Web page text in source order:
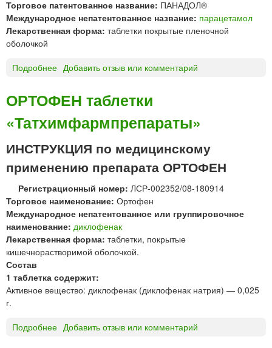
и
я
"
с
т
а
д
р
т
"
б
л
е
а
т
о
р
м
ы
е
Торговое патентованное название: ПАНАДОЛ®
Международное непатентованное название: парацетамол
Лекарственная форма: таблетки покрытые пленочной
оболочкой
Подробнее
Н
А
Д
О
Л
®
а
б
л
е
т
к
п
о
Добавить отзыв или комментарий
ОРТОФЕН таблетки
«Татхимфармпрепараты»
ИНСТРУКЦИЯ по медицинскому
применению препарата ОРТОФЕН
Регистрационный номер: ЛСР-002352/08-180914
Торговое наименование: Ортофен
Международное непатентованное или группировочное
наименование: диклофенак
Лекарственная форма: таблетки, покрытые
кишечнорастворимой оболочкой.
Состав
1 таблетка содержит:
Активное вещество: диклофенак (диклофенак натрия) — 0,025
г.
Подробнее Добавить отзыв или комментарий